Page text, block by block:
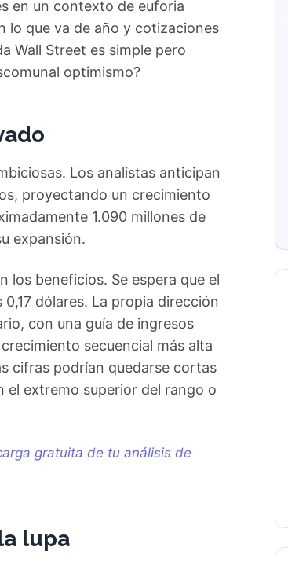
en un contexto de euforia
lo que va de año y cotizaciones
Wall Street es simple pero
optimismo?
Los analistas anticipan
proyectando un crecimiento
1.090 millones de
expansión.
los beneficios. Se espera que el
dólares. La propia dirección
con una guía de ingresos
secuencial más alta
cifras podrían quedarse cortas
el extremo superior del rango o
gratuita de tu análisis de
lupa